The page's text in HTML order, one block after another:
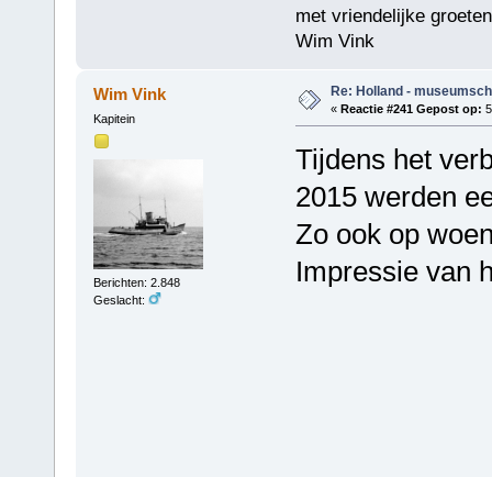
met vriendelijke
Wim Vink
Wim Vink
Kapitein
Berichten: 2.848
Geslacht:
Re: Holland -
« Reactie #241 Gepost op:
Tijdens het
2015 werden
Zo ook op
Impressie van